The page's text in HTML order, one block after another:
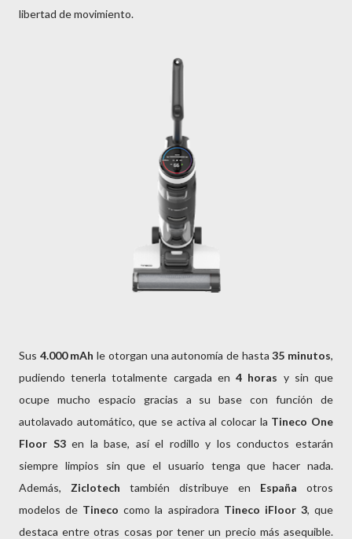
libertad de movimiento.
Sus 4.000 mAh le otorgan una autonomía de hasta35 minutos,
pudiendo tenerla totalmente cargada en4 horas y sin que
ocupe mucho espacio gracias a su base con función de
autolavado automático, que se activa al colocar la Tineco One
Floor S3en la base, así el rodillo y los conductos estarán
siempre limpios sin que el usuario tenga que hacer nada.
Además, Ziclotech también distribuye en España otros
modelos de Tineco como la aspiradora Tineco iFloor 3, que
destaca entre otras cosas por tener un precio más asequible.